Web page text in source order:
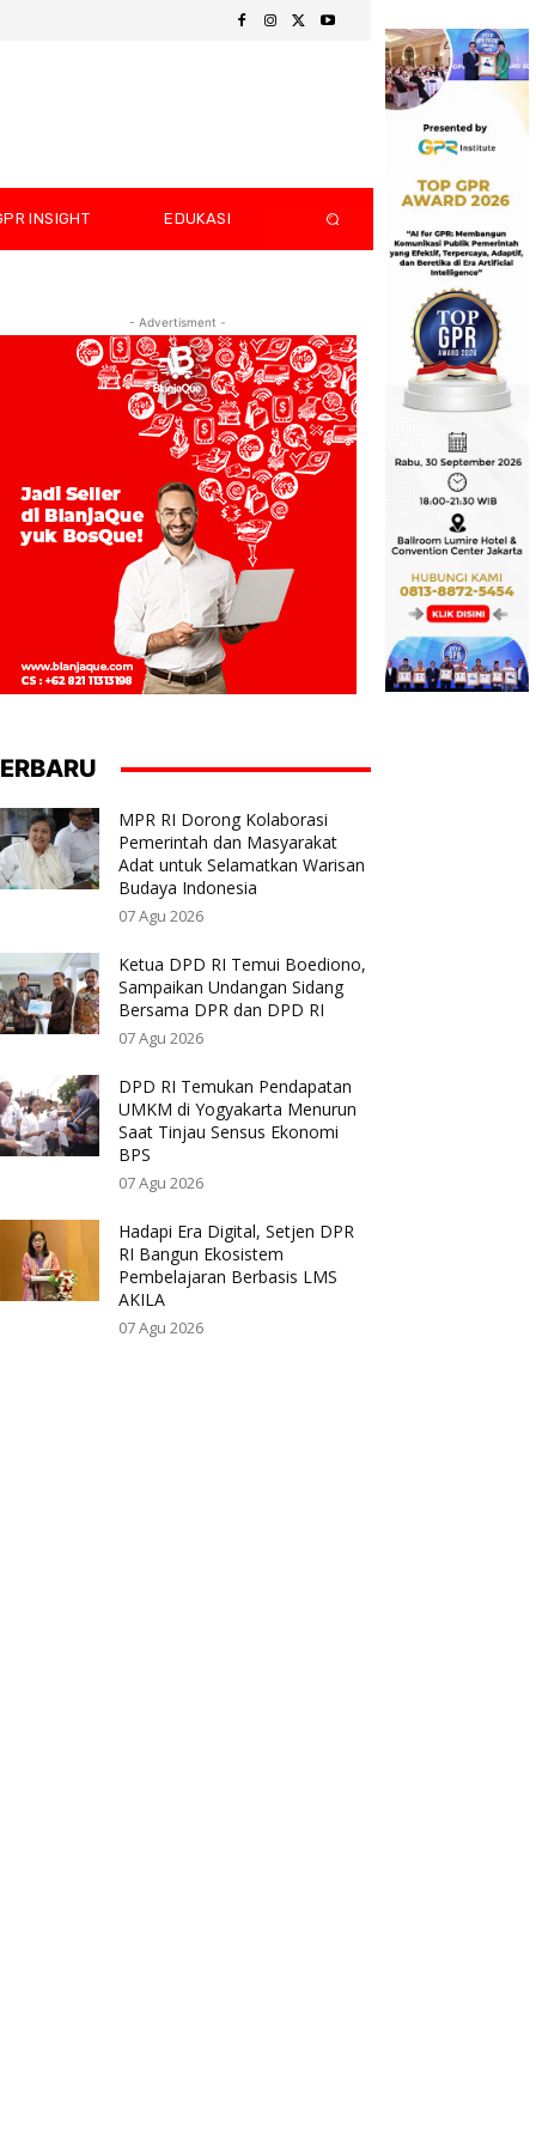
INSIGHT EDUKASI
- Advertisment -
MPR RI Dorong Kolaborasi
Pemerintah dan Masyarakat
Adat untuk Selamatkan Warisan
Budaya Indonesia
07 Agu 2026
Ketua DPD RI Temui Boediono,
Sampaikan Undangan Sidang
Bersama DPR dan DPD RI
07 Agu 2026
DPD RI Temukan Pendapatan
UMKM di Yogyakarta Menurun
Saat Tinjau Sensus Ekonomi
BPS
07 Agu 2026
Hadapi Era Digital, Setjen DPR
RI Bangun Ekosistem
Pembelajaran Berbasis LMS
AKILA
07 Agu 2026